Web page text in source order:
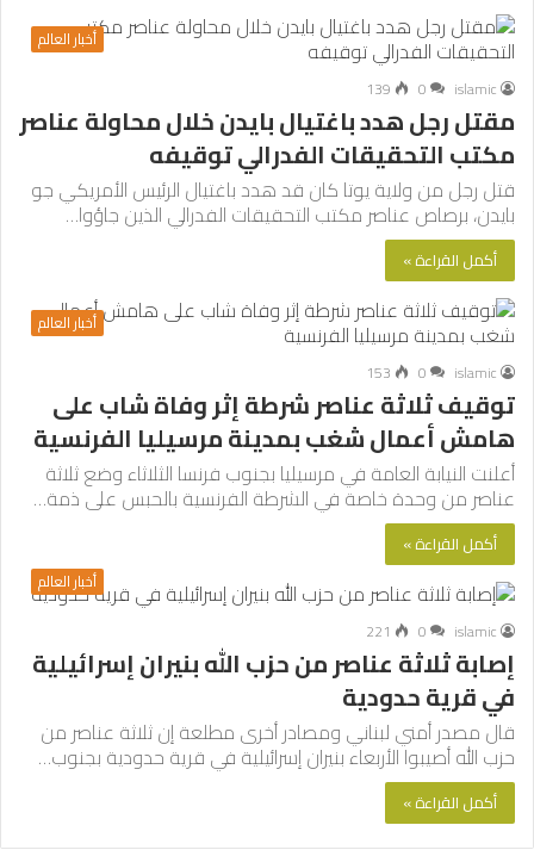
أخبار العالم
islamic
0
139
مقتل رجل هدد باغتيال بايدن خلال محاولة عناصر
مكتب التحقيقات الفدرالي توقيفه
قتل رجل من ولاية يوتا كان قد هدد باغتيال الرئيس الأمريكي جو
بايدن، برصاص عناصر مكتب التحقيقات الفدرالي الذين جاؤوا…
أكمل القراءة »
أخبار العالم
islamic
0
153
توقيف ثلاثة عناصر شرطة إثر وفاة شاب على
هامش أعمال شغب بمدينة مرسيليا الفرنسية
أعلنت النيابة العامة في مرسيليا بجنوب فرنسا الثلاثاء وضع ثلاثة
عناصر من وحدة خاصة في الشرطة الفرنسية بالحبس على ذمة…
أكمل القراءة »
أخبار العالم
islamic
0
221
إصابة ثلاثة عناصر من حزب الله بنيران إسرائيلية
في قرية حدودية
قال مصدر أمني لبناني ومصادر أخرى مطلعة إن ثلاثة عناصر من
حزب الله أصيبوا الأربعاء بنيران إسرائيلية في قرية حدودية بجنوب…
أكمل القراءة »